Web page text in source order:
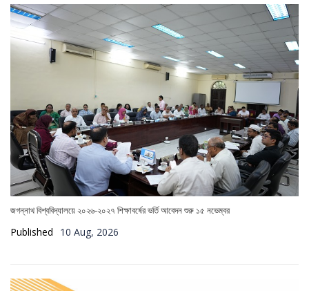
জগন্নাথ বিশ্ববিদ্যালয়ে ২০২৬-২০২৭ শিক্ষাবর্ষের ভর্তি আবেদন শুরু ১৫ নভেম্বর
Published 10 Aug, 2026